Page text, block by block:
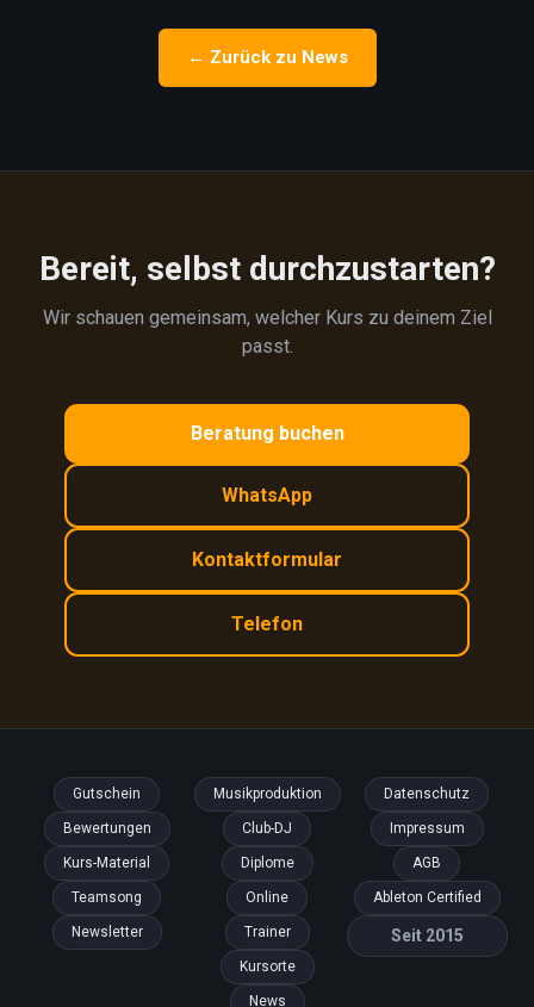
← Zurück zu News
Bereit, selbst durchzustarten?
Wir schauen gemeinsam, welcher Kurs zu deinem Ziel
passt.
Beratung buchen
WhatsApp
Kontaktformular
Telefon
Gutschein
Bewertungen
Kurs-Material
Teamsong
Newsletter
Musikproduktion
Club-DJ
Diplome
Online
Trainer
Kursorte
News
Datenschutz
Impressum
AGB
Ableton Certified
Seit 2015